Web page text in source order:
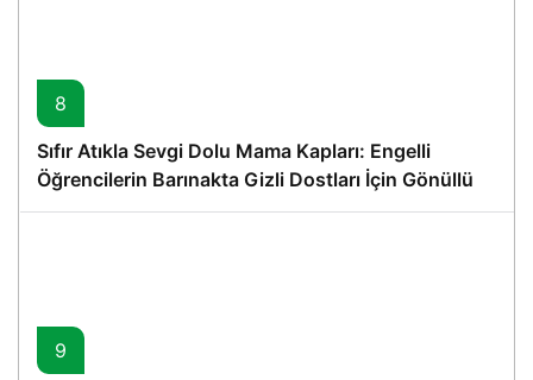
8
Sıfır Atıkla Sevgi Dolu Mama Kapları: Engelli
Öğrencilerin Barınakta Gizli Dostları İçin Gönüllü
Proje
9